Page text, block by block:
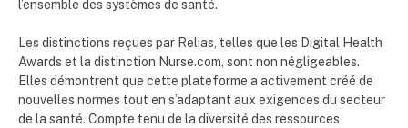
l’ensemble des systèmes de santé.
Les distinctions reçues par Relias, telles que les Digital Health
Awards et la distinction Nurse.com, sont non négligeables.
Elles démontrent que cette plateforme a activement créé de
nouvelles normes tout en s’adaptant aux exigences du secteur
de la santé. Compte tenu de la diversité des ressources